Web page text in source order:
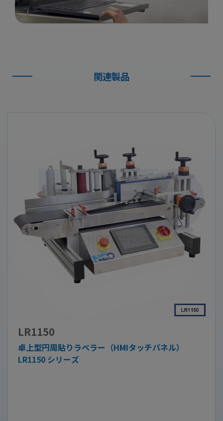
関連製品
LR1150
卓上型円周貼りラベラー（HMIタッチパネル）
LR1150 シリーズ